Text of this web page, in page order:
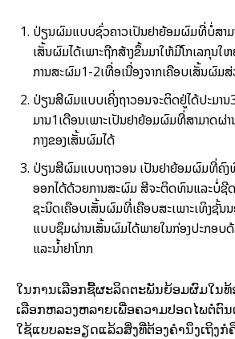
ປ່ຽນ​ຜົມ​ແບບ​ຊົ່ວ​ຄາວເປັນ​ຢາ​ຍ້ອມ​ຜົມ​ທີ່​ບໍ່​ສາມ
ເສັ້ນ​ຜົມ​ໄດ້ເພາະ​ຖືກ​ສ້າງ​ຂຶ້ນ​ມາ​ໃຫ້​ມີ​ໂກ​ເລ​ກຸນ​ໃ
ການ​ສະ​ຜົມ1-2ເທື່ອເນື່ອງ​ຈາກ​ເຄືອບ​​ເສັ້ນ​ຜົມ​
ປ່ຽນ​ສີ​ຜົມ​ແບບ​ເຄິ່ງ​ຖາວອນຈະ​ຕິດ​ຢູ່​ໄດ້​ປະ​ມາ
ມານ1ເດືອນເພາະ​ເປັນ​ຢາ​ຍ້ອມ​ຜົມ​ທີ່​ສາມາດ​ຜ່
ກາງ​ຂອງ​ເສັ້ນ​ຜົມ​ໄດ້
ປ່ຽນ​ສີ​ຜົມ​ແບບ​ຖາວອນ ເປັນ​ຢາ​ຍ້ອມ​ຜົມ​ທີ່​ຄົງ​
ອອກ​ໄດ້​ດ້ວຍ​ການ​ສະ​ຜົມ ສີ​ຈະ​ຕິດ​ທົນ​ແລະ​ບໍ່​ຊີດ​
ຊະນິດ​ເຄືອບ​ເສັ້ນ​ຜົມ​ທີ່​ເຄືອບ​ສະເພາະ​ເທິງ​ຊັ້ນ​
ແບບ​ຊຶມ​ຜ່ານ​ເສັ້ນ​ຜົມ​ໄດ້ພາຍ​ໃນ​ກ່ອງ​ປະກອບ​
ແລະ​ນ້ຳ​ຢາ​ໂກກ
ໃນ​ການ​ເລືອກ​ຊື້​ຜະລິດຕະພັນ​ຍ້ອມ​ຜົມ​ໃນ​
ເລືອກ​ຫລວງຫລາຍເພື່ອ​ຄວາມ​ປອດ​ໄພ​ຕໍ່​ຕົ
ໃຊ້​ແບບ​ລະອຽດ​ແລ້ວສິ່ງ​ທີ່​ຕ້ອງ​ຄຳ​ນຶງ​ເຖິງ​